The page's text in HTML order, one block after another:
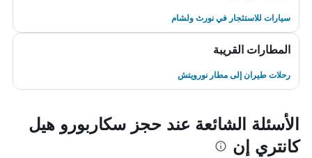
سيارات للاستئجار في نورث ولشام
المطارات القريبة
رحلات طيران إلى مطار نورويتش
الأسئلة الشائعة عند حجز سكاربورو هيل
كانتري إن